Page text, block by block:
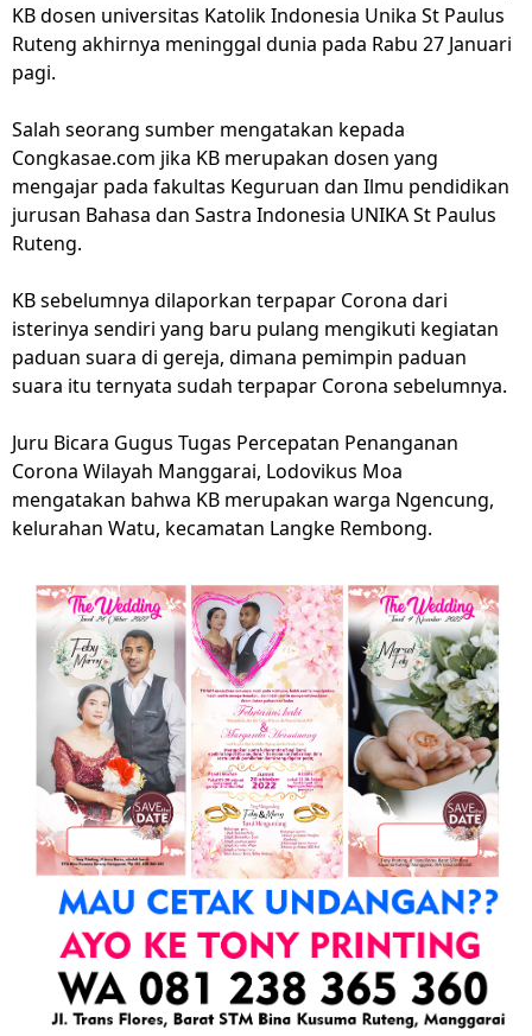
KB dosen universitas Katolik Indonesia Unika St Paulus
Ruteng akhirnya meninggal dunia pada Rabu 27 Januari
pagi.
Salah seorang sumber mengatakan kepada
Congkasae.com jika KB merupakan dosen yang
mengajar pada fakultas Keguruan dan Ilmu pendidikan
jurusan Bahasa dan Sastra Indonesia UNIKA St Paulus
Ruteng.
KB sebelumnya dilaporkan terpapar Corona dari
isterinya sendiri yang baru pulang mengikuti kegiatan
paduan suara di gereja, dimana pemimpin paduan
suara itu ternyata sudah terpapar Corona sebelumnya.
Juru Bicara Gugus Tugas Percepatan Penanganan
Corona Wilayah Manggarai, Lodovikus Moa
mengatakan bahwa KB merupakan warga Ngencung,
kelurahan Watu, kecamatan Langke Rembong.